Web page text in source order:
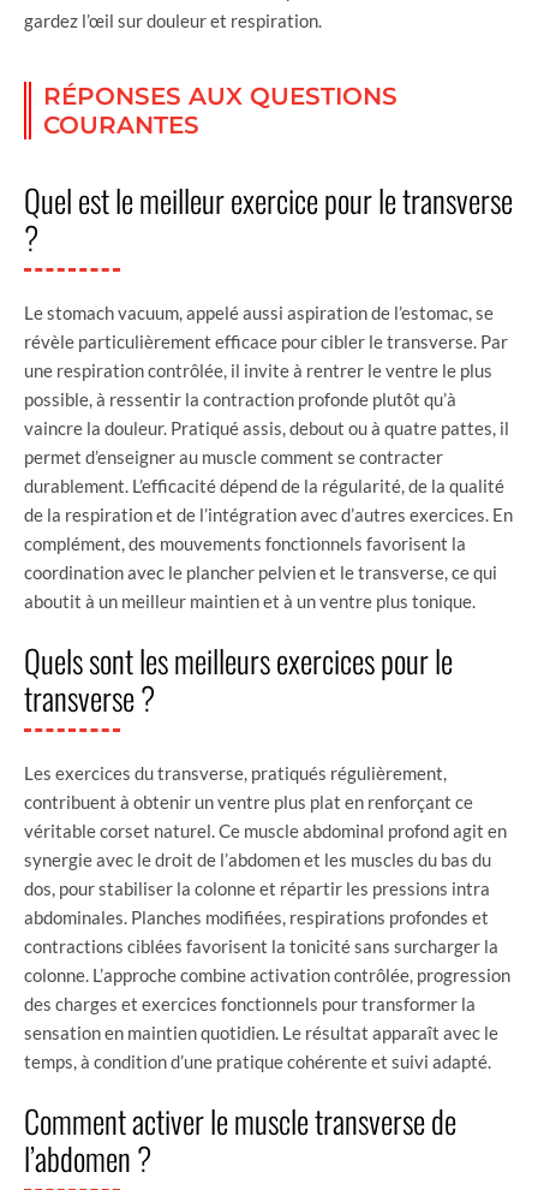
gardez l’œil sur douleur et respiration.
RÉPONSES AUX QUESTIONS
COURANTES
Quel est le meilleur exercice pour le transverse
?
Le stomach vacuum, appelé aussi aspiration de l’estomac, se
révèle particulièrement efficace pour cibler le transverse. Par
une respiration contrôlée, il invite à rentrer le ventre le plus
possible, à ressentir la contraction profonde plutôt qu’à
vaincre la douleur. Pratiqué assis, debout ou à quatre pattes, il
permet d’enseigner au muscle comment se contracter
durablement. L’efficacité dépend de la régularité, de la qualité
de la respiration et de l’intégration avec d’autres exercices. En
complément, des mouvements fonctionnels favorisent la
coordination avec le plancher pelvien et le transverse, ce qui
aboutit à un meilleur maintien et à un ventre plus tonique.
Quels sont les meilleurs exercices pour le
transverse ?
Les exercices du transverse, pratiqués régulièrement,
contribuent à obtenir un ventre plus plat en renforçant ce
véritable corset naturel. Ce muscle abdominal profond agit en
synergie avec le droit de l’abdomen et les muscles du bas du
dos, pour stabiliser la colonne et répartir les pressions intra
abdominales. Planches modifiées, respirations profondes et
contractions ciblées favorisent la tonicité sans surcharger la
colonne. L’approche combine activation contrôlée, progression
des charges et exercices fonctionnels pour transformer la
sensation en maintien quotidien. Le résultat apparaît avec le
temps, à condition d’une pratique cohérente et suivi adapté.
Comment activer le muscle transverse de
l’abdomen ?